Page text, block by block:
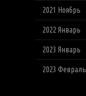
2021 Ноябрь
2022 Январь
2023 Январь
2023 Февраль